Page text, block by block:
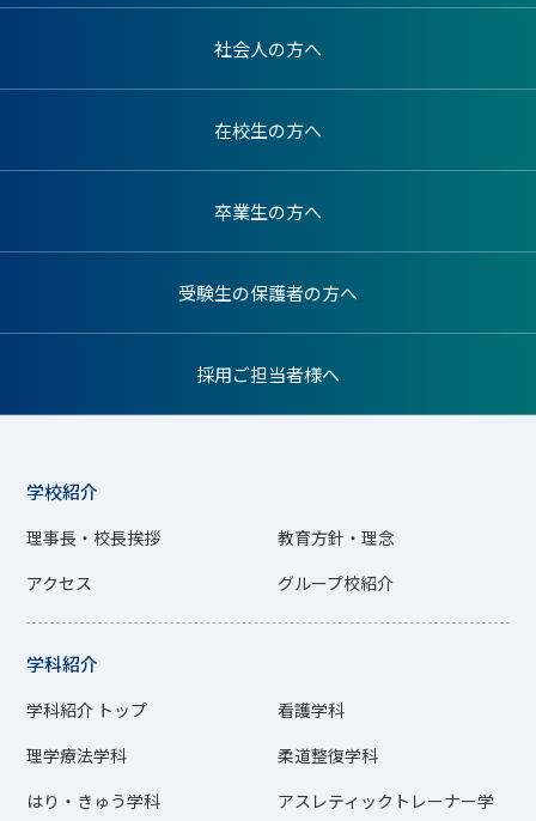
社会人の方へ
在校生の方へ
卒業生の方へ
受験生の保護者の方へ
採用ご担当者様へ
学校紹介
理事長・校長挨拶
教育方針・理念
アクセス
グループ校紹介
学科紹介
学科紹介 トップ
看護学科
理学療法学科
柔道整復学科
はり・きゅう学科
アスレティックトレーナー学